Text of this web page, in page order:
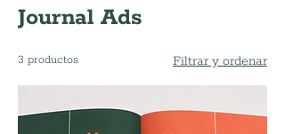
Journal Ads
3 productos Filtrar y ordenar